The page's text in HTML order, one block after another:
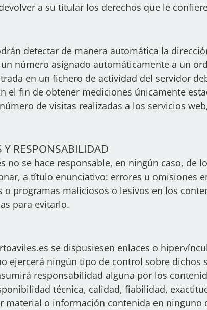
a su titular los derechos que le
detectar de manera automática la
número asignado automáticamente a un
en un fichero de actividad del servidor
el fin de obtener mediciones únicamente
de visitas realizadas a los servicios
Y RESPONSABILIDAD
no se hace responsable, en ningún caso, de
a título enunciativo: errores u omisiones
programas maliciosos o lesivos en los
para evitarlo.
se dispusiesen enlaces o
ejercerá ningún tipo de control sobre dichos
responsabilidad alguna por los
técnica, calidad, fiabilidad,
material o información contenida en